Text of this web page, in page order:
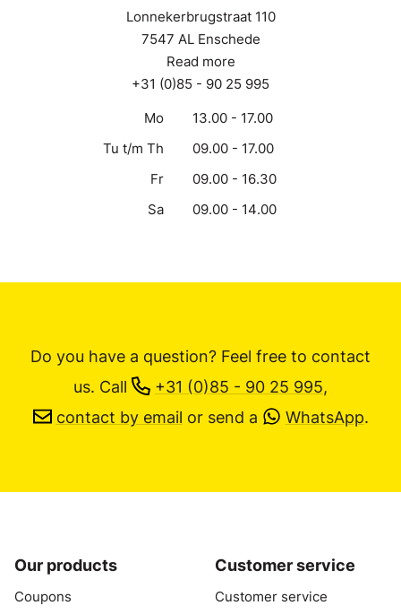
Lonnekerbrugstraat 110
7547 AL Enschede
Read more
+31 (0)85 - 90 25 995
Mo
13.00 - 17.00
Tu t/m Th
09.00 - 17.00
Fr
09.00 - 16.30
Sa
09.00 - 14.00
Do you have a question? Feel free to contact
us. Call +31 (0)85 - 90 25 995,
contact by email or send a WhatsApp.
Our products
Coupons
Customer service
Customer service